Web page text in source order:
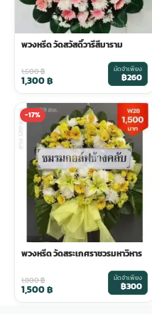
พวงหรีด วัดสวัสดิ์วารีสีมาราม
1,600฿
1,300฿
มัดจำเพียง
฿260
-17%
พวงหรีด วัดสระเกศราชวรมหาวิหาร
1,800฿
1,500฿
มัดจำเพียง
฿300